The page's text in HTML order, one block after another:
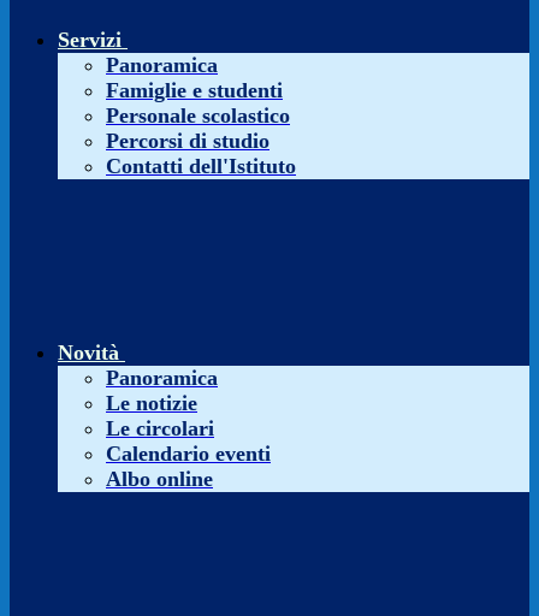
Servizi
Panoramica
Famiglie e studenti
Personale scolastico
Percorsi di studio
Contatti dell'Istituto
Novità
Panoramica
Le notizie
Le circolari
Calendario eventi
Albo online